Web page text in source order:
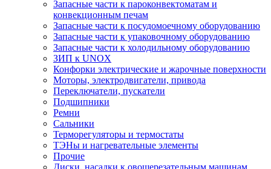
Запасные части к пароконвектоматам и
конвекционным печам
Запасные части к посудомоечному оборудованию
Запасные части к упаковочному оборудованию
Запасные части к холодильному оборудованию
ЗИП к UNOX
Конфорки электрические и жарочные поверхности
Моторы, электродвигатели, привода
Переключатели, пускатели
Подшипники
Ремни
Сальники
Терморегуляторы и термостаты
ТЭНы и нагревательные элементы
Прочие
Диски, насадки к овощерезательным машинам